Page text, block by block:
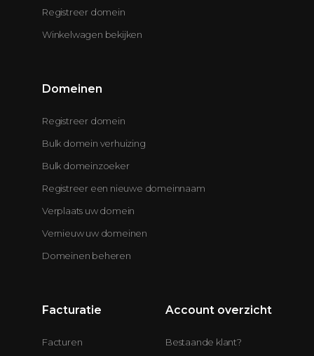
Registreer domein
Winkelwagen bekijken
Domeinen
Registreer domein
Bulk domein verhuizing
Bulk domeinzoeker
Registreer een nieuwe domeinnaam
Verplaats uw domein
Vernieuw uw domeinen
Domeinen beheren
Facturatie
Facturen
Account overzicht
Bestaande klant?